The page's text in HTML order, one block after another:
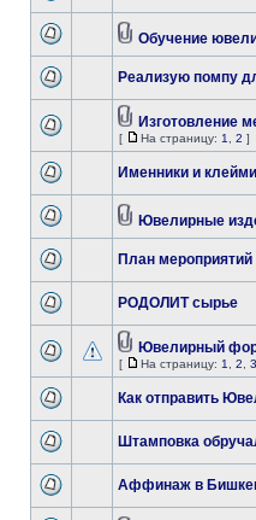
Обучение
Реализую помпу
Изготовление
[ На страницу: 1 2 ]
Именники и
Ювелирные
План
РОДОЛИТ сырье
Ювелирный
[ На страницу: 1 2 3
Как отправить
Штамповка
Аффинаж в